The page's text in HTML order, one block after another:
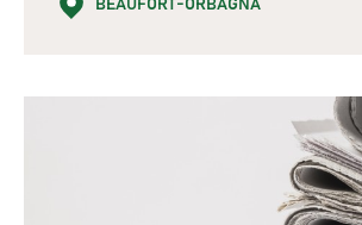
BEAUFORT-ORBAGNA